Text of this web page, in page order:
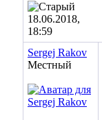
18.06.2018,
18:59
Sergej Rakov
Местный